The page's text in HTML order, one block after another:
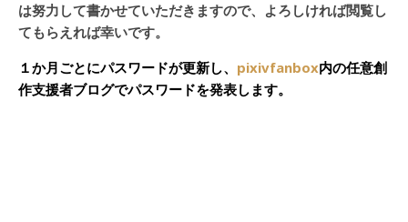
は努力して書かせていただきますので、よろしければ閲覧し
てもらえれば幸いです。
１か月ごとにパスワードが更新し、 pixivfanbox内の任意創
作支援者ブログでパスワードを発表します。